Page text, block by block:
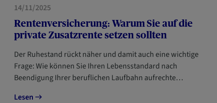
VORSORGE
14/11/2025
Rentenversicherung: Warum Sie auf die
private Zusatzrente setzen sollten
Der Ruhestand rückt näher und damit auch eine wichtige
Frage: Wie können Sie Ihren Lebensstandard nach
Beendigung Ihrer beruflichen Laufbahn aufrechte…
Lesen